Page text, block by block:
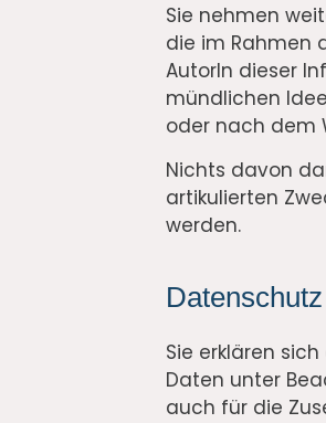
Sie nehmen
die im Rahmen
AutorIn dieser
mündlichen
oder nach dem
Nichts davon
artikulierten
werden.
Datenschutz
Sie erklären
Daten unter
auch für die